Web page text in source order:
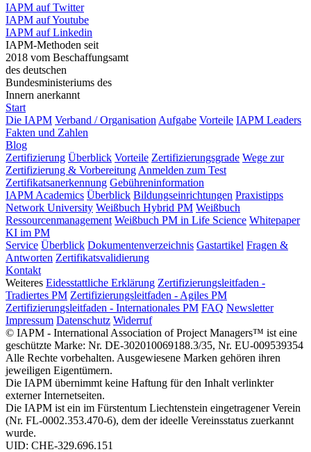
IAPM auf Twitter
IAPM auf Youtube
IAPM auf Linkedin
IAPM-Methoden seit
2018 vom Beschaffungsamt
des deutschen
Bundesministeriums des
Innern anerkannt
Start
Die IAPM Verband / Organisation Aufgabe Vorteile IAPM Leaders
Fakten und Zahlen
Blog
Zertifizierung Überblick Vorteile Zertifizierungsgrade Wege zur
Zertifizierung & Vorbereitung Anmelden zum Test
Zertifikatsanerkennung Gebühreninformation
IAPM Academics Überblick Bildungseinrichtungen Praxistipps
Network University Weißbuch Hybrid PM Weißbuch
Ressourcenmanagement Weißbuch PM in Life Science Whitepaper
KI im PM
Service Überblick Dokumentenverzeichnis Gastartikel Fragen &
Antworten Zertifikatsvalidierung
Kontakt
Weiteres Eidesstattliche Erklärung Zertifizierungsleitfaden -
Tradiertes PM Zertifizierungsleitfaden - Agiles PM
Zertifizierungsleitfaden - Internationales PM FAQ Newsletter
Impressum Datenschutz Widerruf
© IAPM - International Association of Project Managers™ ist eine
geschützte Marke: Nr. DE-302010069188.3/35, Nr. EU-009539354
Alle Rechte vorbehalten. Ausgewiesene Marken gehören ihren
jeweiligen Eigentümern.
Die IAPM übernimmt keine Haftung für den Inhalt verlinkter
externer Internetseiten.
Die IAPM ist ein im Fürstentum Liechtenstein eingetragener Verein
(Nr. FL-0002.353.470-6), dem der ideelle Vereinsstatus zuerkannt
wurde.
UID: CHE-329.696.151